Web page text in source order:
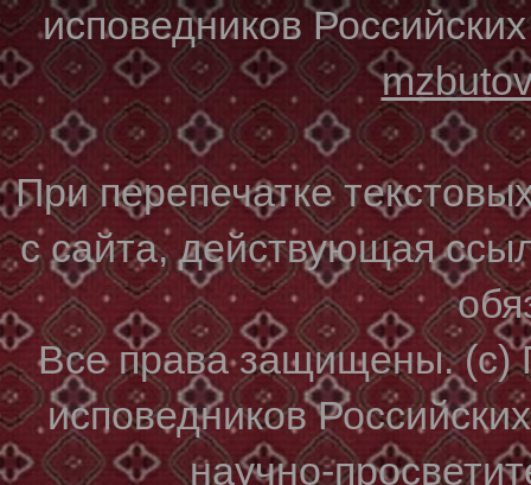
исповедников
При перепечатке
с сайта, действующая
Все права защищены. (с)
исповедников
научно-